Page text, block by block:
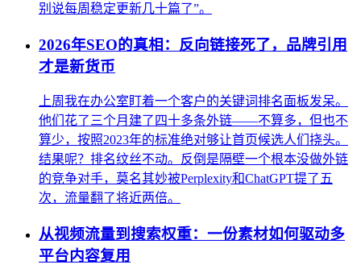
别说每周稳定更新几十篇了”。
2026年SEO的真相：反向链接死了，品牌引用
才是新货币
上周我在办公室盯着一个客户的关键词排名面板发呆。
他们花了三个月建了四十多条外链——不算多，但也不
算少，按照2023年的标准绝对够让首页候选人们挠头。
结果呢？排名纹丝不动。反倒是隔壁一个根本没做外链
的竞争对手，莫名其妙被Perplexity和ChatGPT提了五
次，流量翻了将近两倍。
从视频流量到搜索权重：一份素材如何驱动多
平台内容复用